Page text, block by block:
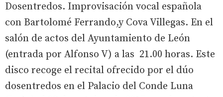
Dosentredos. Improvisación vocal española
con Bartolomé Ferrando,y Cova Villegas. En el
salón de actos del Ayuntamiento de León
(entrada por Alfonso V) a las 21.00 horas. Este
disco recoge el recital ofrecido por el dúo
dosentredos en el Palacio del Conde Luna